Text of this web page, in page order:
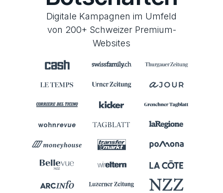
Digitale Kampagnen im Umfeld
von 200+ Schweizer Premium-
Websites